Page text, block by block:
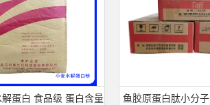
食品级 蛋白含量 鱼胶原蛋白肽小分子活性